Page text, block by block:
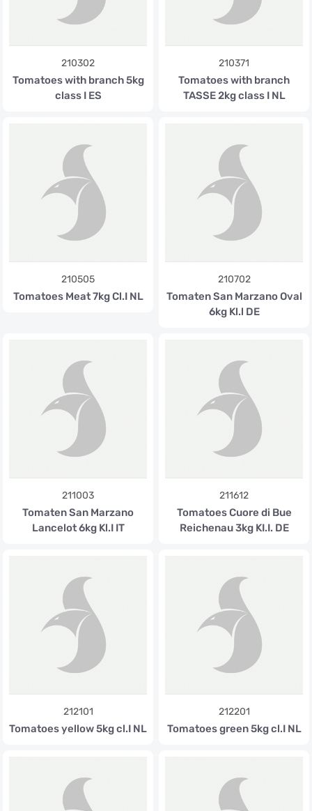
210302
Tomatoes with branch 5kg
class I ES
210371
Tomatoes with branch
TASSE 2kg class I NL
210505
Tomatoes Meat 7kg Cl.I NL
210702
Tomaten San Marzano Oval
6kg Kl.l DE
211003
Tomaten San Marzano
Lancelot 6kg Kl.I IT
211612
Tomatoes Cuore di Bue
Reichenau 3kg KI.I. DE
212101
Tomatoes yellow 5kg cl.I NL
212201
Tomatoes green 5kg cl.I NL